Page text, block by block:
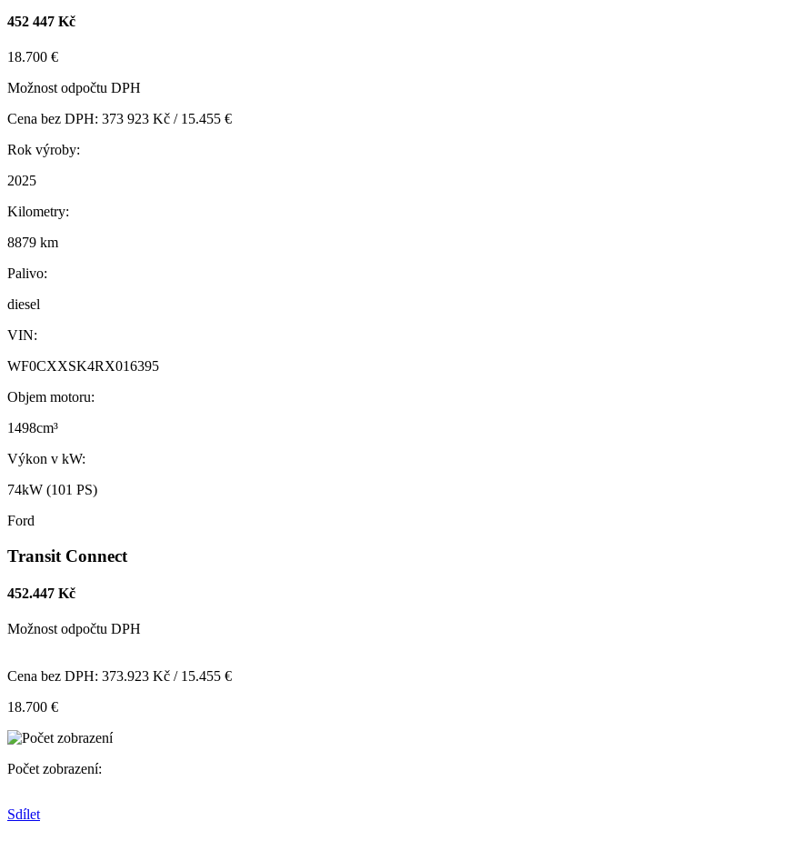
452 447 Kč
18.700 €
Možnost odpočtu DPH
Cena bez DPH: 373 923 Kč / 15.455 €
Rok výroby:
2025
Kilometry:
8879 km
Palivo:
diesel
VIN:
WF0CXXSK4RX016395
Objem motoru:
1498cm³
Výkon v kW:
74kW (101 PS)
Ford
Transit Connect
452.447 Kč
Možnost odpočtu DPH
Cena bez DPH: 373.923 Kč / 15.455 €
18.700 €
Počet zobrazení:
Sdílet